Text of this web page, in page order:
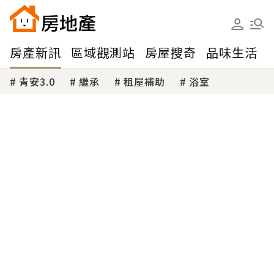
房產新訊 區域觀測站 房屋搜奇 品味生活
青安3.0 繼承 租屋補助 浴室